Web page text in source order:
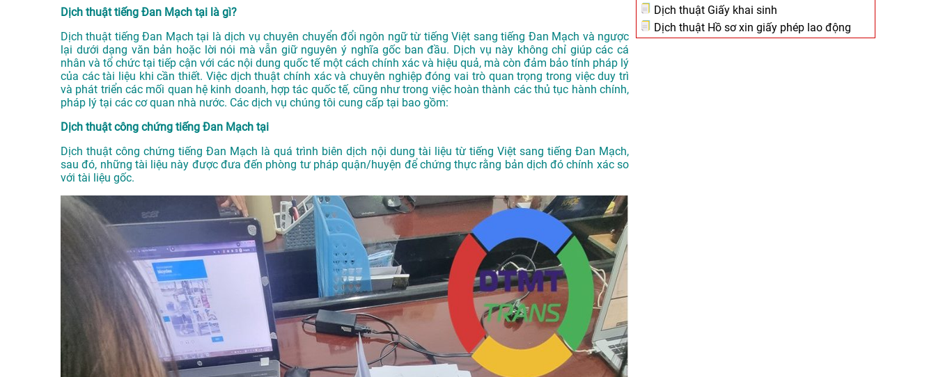
Dịch thuật tiếng Đan Mạch tại là gì?
Dịch thuật tiếng Đan Mạch tại là dịch vụ chuyên chuyển đổi ngôn ngữ từ tiếng Việt sang tiếng Đan Mạch và ngược
lại dưới dạng văn bản hoặc lời nói mà vẫn giữ nguyên ý nghĩa gốc ban đầu. Dịch vụ này không chỉ giúp các cá
nhân và tổ chức tại tiếp cận với các nội dung quốc tế một cách chính xác và hiệu quả, mà còn đảm bảo tính pháp lý
của các tài liệu khi cần thiết. Việc dịch thuật chính xác và chuyên nghiệp đóng vai trò quan trọng trong việc duy trì
và phát triển các mối quan hệ kinh doanh, hợp tác quốc tế, cũng như trong việc hoàn thành các thủ tục hành chính,
pháp lý tại các cơ quan nhà nước. Các dịch vụ chúng tôi cung cấp tại bao gồm:
Dịch thuật công chứng tiếng Đan Mạch tại
Dịch thuật công chứng tiếng Đan Mạch là quá trình biên dịch nội dung tài liệu từ tiếng Việt sang tiếng Đan Mạch,
sau đó, những tài liệu này được đưa đến phòng tư pháp quận/huyện để chứng thực rằng bản dịch đó chính xác so
với tài liệu gốc.
Dịch thuật Giấy khai sinh
Dịch thuật Hồ sơ xin giấy phép lao động